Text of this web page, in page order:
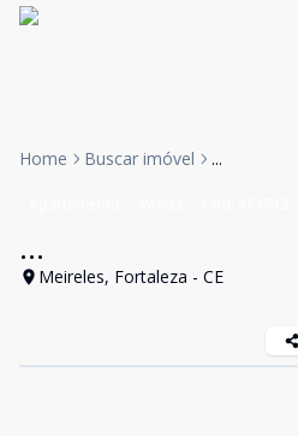
Home Buscar imóvel ...
...
Meireles, Fortaleza - CE